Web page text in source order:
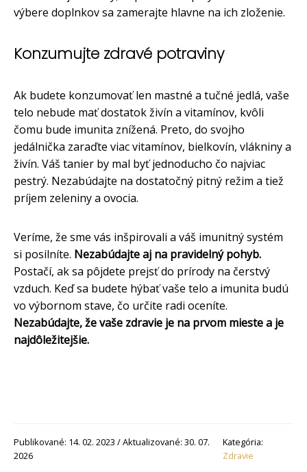
výbere doplnkov sa zamerajte hlavne na ich zloženie.
Konzumujte zdravé potraviny
Ak budete konzumovať len mastné a tučné jedlá, vaše
telo nebude mať dostatok živín a vitamínov, kvôli
čomu bude imunita znížená. Preto, do svojho
jedálnička zaraďte viac vitamínov, bielkovín, vlákniny a
živín. Váš tanier by mal byť jednoducho čo najviac
pestrý. Nezabúdajte na dostatočný pitný režim a tiež
príjem zeleniny a ovocia.
Veríme, že sme vás inšpirovali a váš imunitný systém
si posilníte. Nezabúdajte aj na pravidelný pohyb.
Postačí, ak sa pôjdete prejsť do prírody na čerstvý
vzduch. Keď sa budete hýbať vaše telo a imunita budú
vo výbornom stave, čo určite radi oceníte.
Nezabúdajte, že vaše zdravie je na prvom mieste a je
najdôležitejšie.
Publikované: 14. 02. 2023 / Aktualizované: 30. 07.
2026
Kategória:
Zdravie